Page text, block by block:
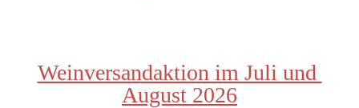
Weinversandaktion im Juli und
August 2026